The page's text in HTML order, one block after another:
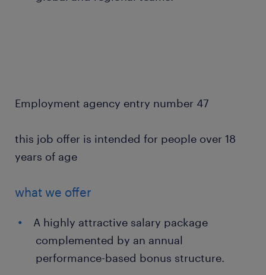
Employment agency entry number 47
this job offer is intended for people over 18
years of age
what we offer
A highly attractive salary package
complemented by an annual
performance-based bonus structure.